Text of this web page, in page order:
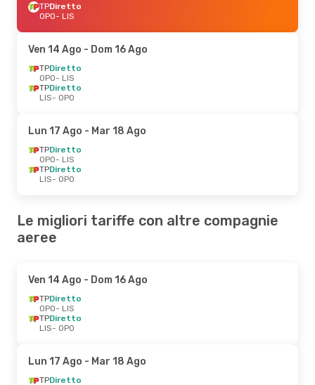
TPDiretto
OPO- LIS
Ven 14 Ago - Dom 16 Ago
TPDiretto
OPO- LIS
TPDiretto
LIS- OPO
Lun 17 Ago - Mar 18 Ago
TPDiretto
OPO- LIS
TPDiretto
LIS- OPO
Le migliori tariffe con altre compagnie
aeree
Ven 14 Ago - Dom 16 Ago
TPDiretto
OPO- LIS
TPDiretto
LIS- OPO
Lun 17 Ago - Mar 18 Ago
TPDiretto